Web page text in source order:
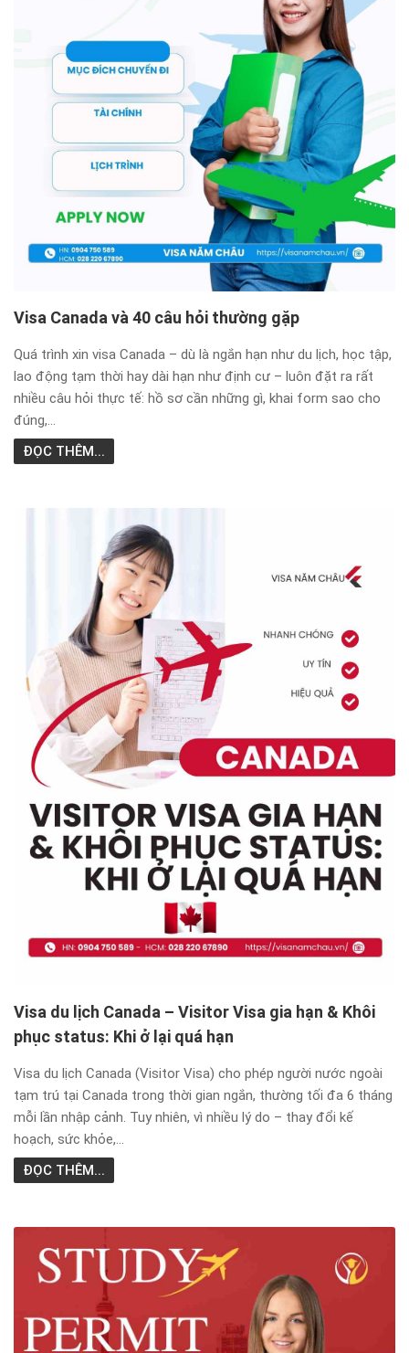
Visa Canada và 40 câu hỏi thường gặp
Quá trình xin visa Canada – dù là ngắn hạn như du lịch, học tập,
lao động tạm thời hay dài hạn như định cư – luôn đặt ra rất
nhiều câu hỏi thực tế: hồ sơ cần những gì, khai form sao cho
đúng,...
ĐỌC THÊM...
Visa du lịch Canada – Visitor Visa gia hạn & Khôi
phục status: Khi ở lại quá hạn
Visa du lịch Canada (Visitor Visa) cho phép người nước ngoài
tạm trú tại Canada trong thời gian ngắn, thường tối đa 6 tháng
mỗi lần nhập cảnh. Tuy nhiên, vì nhiều lý do – thay đổi kế
hoạch, sức khỏe,...
ĐỌC THÊM...